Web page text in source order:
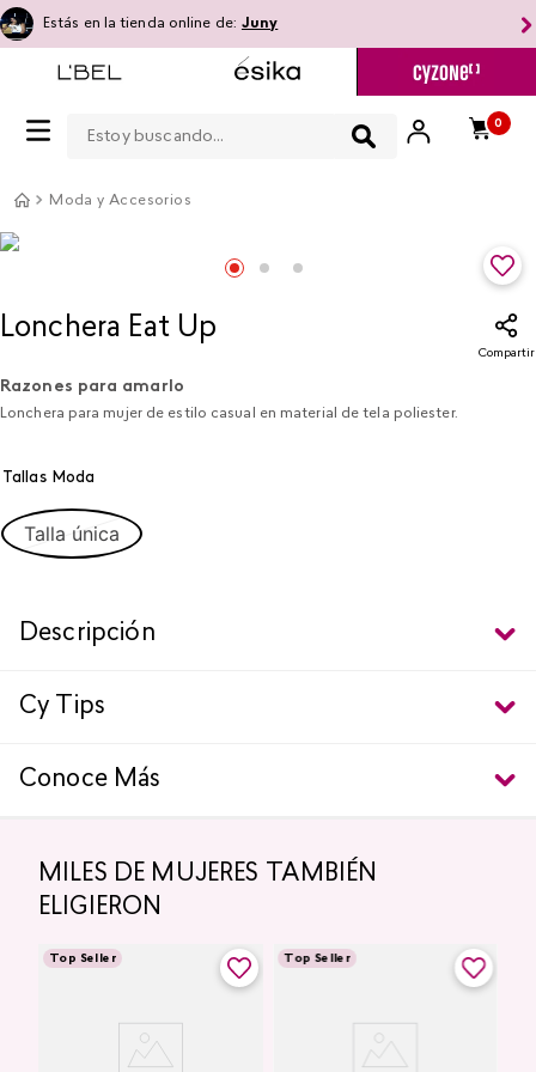
Estás en la tienda online de: Juny
0
Moda y Accesorios
Lonchera Eat Up​
Compartir
Razones para amarlo
Lonchera para mujer de estilo casual en material de tela poliester.
Tallas Moda
Talla única
Descripción
Cy Tips
Conoce Más
MILES DE MUJERES TAMBIÉN
ELIGIERON
Top Seller Top Seller